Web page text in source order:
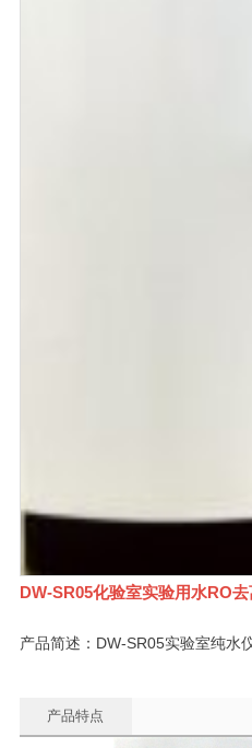
DW-SR05化验室实验用水RO
产品简述：DW-SR05实验室纯水
产品特点